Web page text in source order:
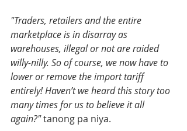
"Traders, retailers and the entire
marketplace is in disarray as
warehouses, illegal or not are raided
willy-nilly. So of course, we now have to
lower or remove the import tariff
entirely! Haven’t we heard this story too
many times for us to believe it all
again?" tanong pa niya.